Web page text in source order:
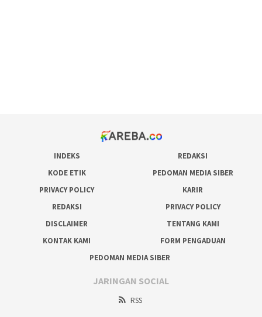
INDEKS
REDAKSI
KODE ETIK
PEDOMAN MEDIA SIBER
PRIVACY POLICY
KARIR
REDAKSI
PRIVACY POLICY
DISCLAIMER
TENTANG KAMI
KONTAK KAMI
FORM PENGADUAN
PEDOMAN MEDIA SIBER
JARINGAN SOCIAL
RSS